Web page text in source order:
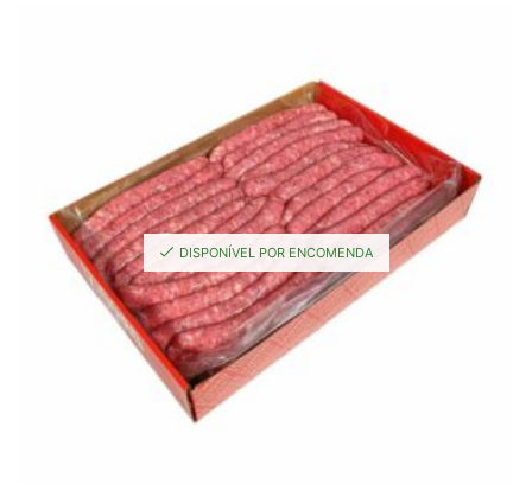
DISPONÍVEL POR ENCOMENDA